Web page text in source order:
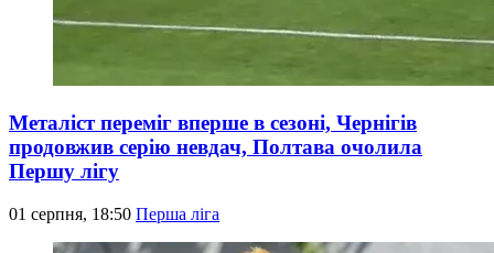
Металіст переміг вперше в сезоні, Чернігів
продовжив серію невдач, Полтава очолила
Першу лігу
01 серпня, 18:50 Перша ліга